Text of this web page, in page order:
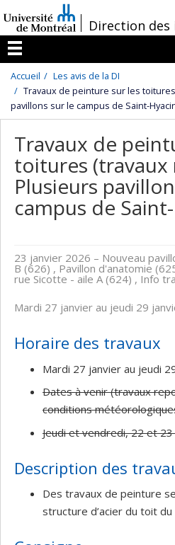
au
contenu
/Direction des
Menu
Accueil
Les avis de la DI
Travaux de peinture sur les
pavillons sur le campus de Saint-
Travaux de
toitures (travaux
Plusieurs
campus de
23 janvier 2026 – Nouveau
B (626) , Pavillon d'anatomie
rue Sicotte - aile A (624) , Info
Mardi 27 janvier au jeudi 29
Horaire des travaux
Mardi 27 janvier au jeudi
Dates à venir (travaux
conditions
Jeudi et vendredi, 22 et
Description des
Des travaux de peinture
structure d’acier du toit du